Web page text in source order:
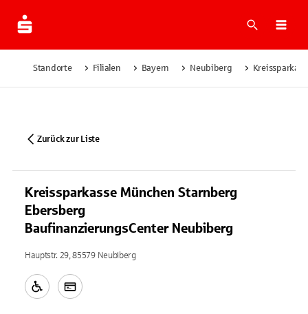
Suche
Standorte Filialen Bayern Neubiberg
Zurück zur Liste
Kreissparkasse München Starnberg
Ebersberg
BaufinanzierungsCenter Neubiberg
Hauptstr. 29, 85579 Neubiberg